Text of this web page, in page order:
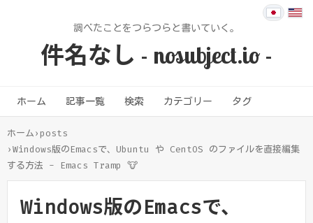
調べたことをつらつらと書いていく。
件名なし - nosubject.io -
ホーム 記事一覧 検索 カテゴリー タグ
ホーム› posts
›Windows版のEmacsで、Ubuntu や CentOS のファイルを直接編集
する方法 - Emacs Tramp 🐮
Windows版のEmacsで、